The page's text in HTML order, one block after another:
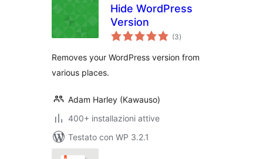
Hide WordPress
Version
(3valutazioni
totali
)
Removes your WordPress version from
various places.
Adam Harley (Kawauso)
400+ installazioni attive
Testato con WP 3.2.1